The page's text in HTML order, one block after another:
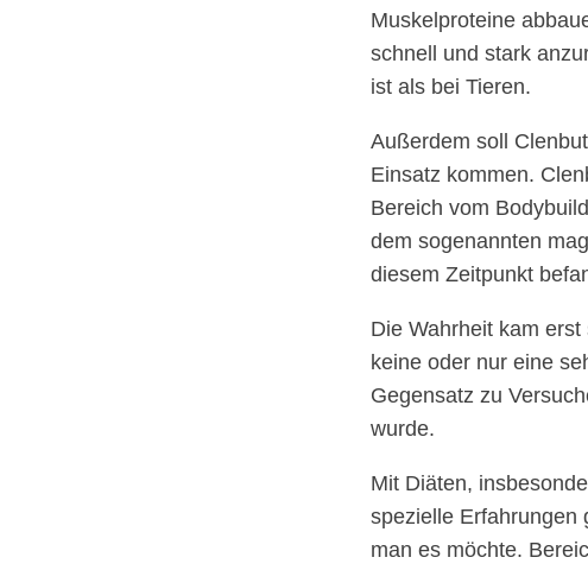
Muskelproteine
schnell und stark
ist als bei Tieren.
Außerdem soll
Einsatz kommen.
Bereich vom
dem sogenannten
diesem Zeitpunkt
Die Wahrheit kam
keine oder nur eine
Gegensatz zu
wurde.
Mit Diäten,
spezielle Erfahrungen
man es möchte.